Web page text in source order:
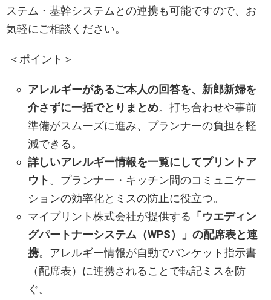
ステム・基幹システムとの連携も可能ですので、お
気軽にご相談ください。
＜ポイント＞
アレルギーがあるご本人の回答を、新郎新婦を
介さずに一括でとりまとめ。打ち合わせや事前
準備がスムーズに進み、プランナーの負担を軽
減できる。
詳しいアレルギー情報を一覧にしてプリントア
ウト。プランナー・キッチン間のコミュニケー
ションの効率化とミスの防止に役立つ。
マイプリント株式会社が提供する 「ウエディン
グパートナーシステム（WPS）」の配席表と連
携。アレルギー情報が自動でバンケット指示書
（配席表）に連携されることで転記ミスを防
ぐ。